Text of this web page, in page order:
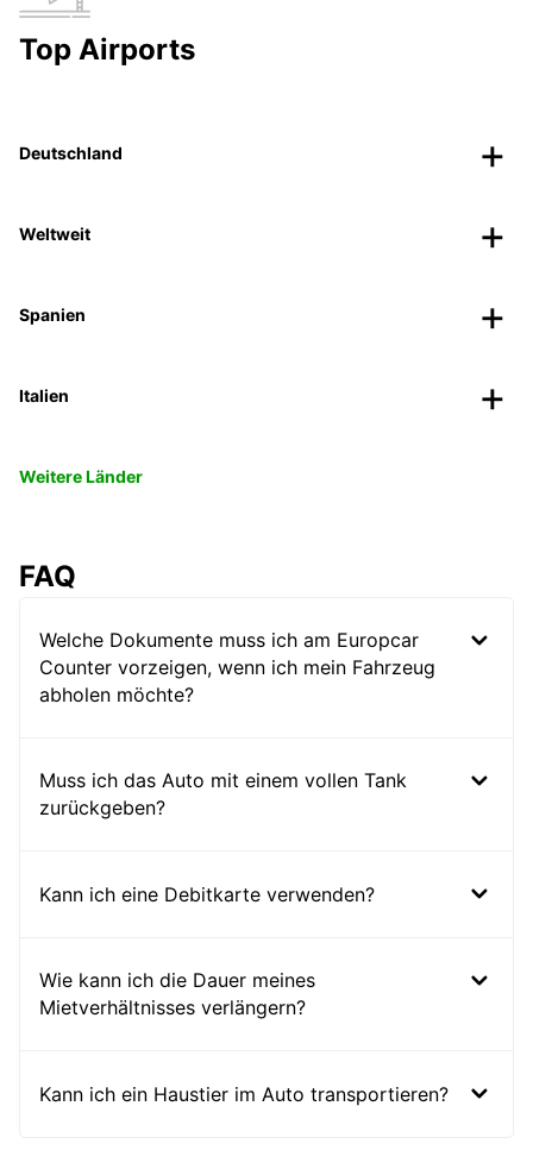
Top Airports
Deutschland
Weltweit
Spanien
Italien
Weitere Länder
FAQ
Welche Dokumente muss ich am Europcar
Counter vorzeigen, wenn ich mein Fahrzeug
abholen möchte?
Muss ich das Auto mit einem vollen Tank
zurückgeben?
Kann ich eine Debitkarte verwenden?
Wie kann ich die Dauer meines
Mietverhältnisses verlängern?
Kann ich ein Haustier im Auto transportieren?